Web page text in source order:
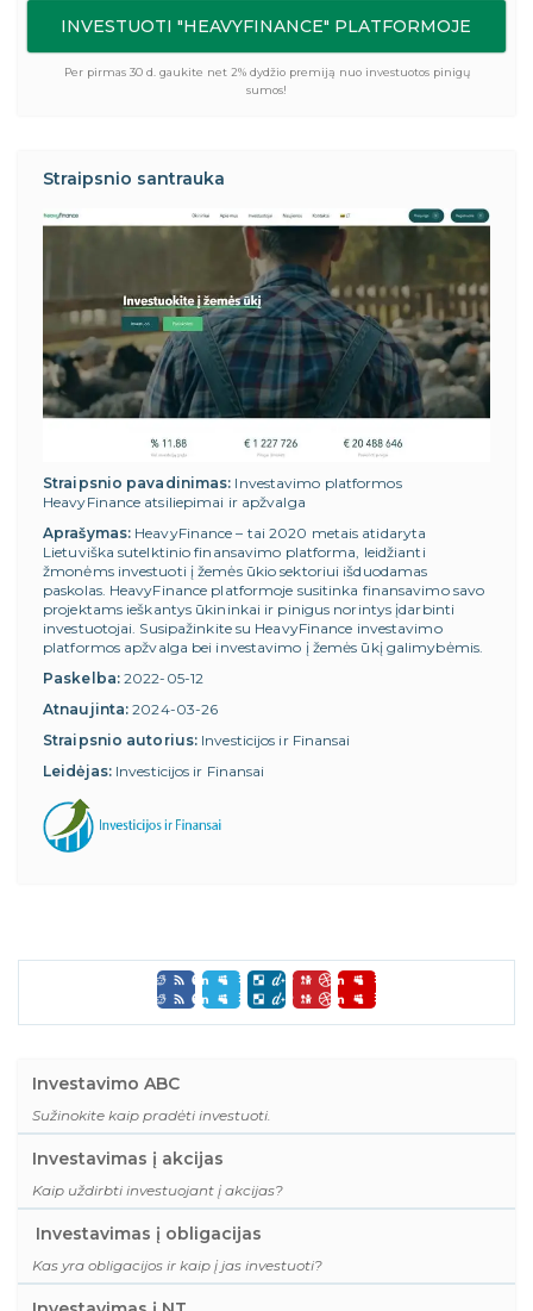
INVESTUOTI "HEAVYFINANCE" PLATFORMOJE
Per pirmas 30 d. gaukite net 2% dydžio premiją nuo investuotos pinigų
sumos!
Straipsnio santrauka
Straipsnio pavadinimas: Investavimo platformos
HeavyFinance atsiliepimai ir apžvalga
Aprašymas: HeavyFinance – tai 2020 metais atidaryta
Lietuviška sutelktinio finansavimo platforma, leidžianti
žmonėms investuoti į žemės ūkio sektoriui išduodamas
paskolas. HeavyFinance platformoje susitinka finansavimo savo
projektams ieškantys ūkininkai ir pinigus norintys įdarbinti
investuotojai. Susipažinkite su HeavyFinance investavimo
platformos apžvalga bei investavimo į žemės ūkį galimybėmis.
Paskelba: 2022-05-12
Atnaujinta: 2024-03-26
Straipsnio autorius: Investicijos ir Finansai
Leidėjas: Investicijos ir Finansai
Investavimo ABC
Sužinokite kaip pradėti investuoti.
Investavimas į akcijas
Kaip uždirbti investuojant į akcijas?
Investavimas į obligacijas
Kas yra obligacijos ir kaip į jas investuoti?